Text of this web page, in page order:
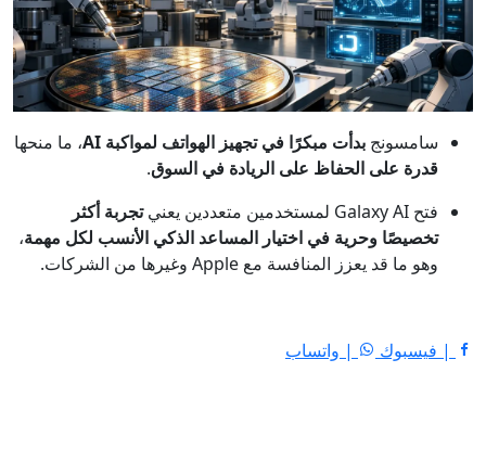
سامسونج بدأت مبكرًا في تجهيز الهواتف لمواكبة AI
، ما منحها
قدرة على الحفاظ على الريادة في السوق.
فتح Galaxy AI لمستخدمين متعددين يعني
تجربة أكثر
تخصيصًا وحرية في اختيار المساعد الذكي الأنسب لكل مهمة،
وهو ما قد يعزز المنافسة مع Apple وغيرها من الشركات.
| فيسبوك | واتساب